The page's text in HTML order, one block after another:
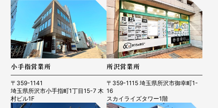
小手指営業所
〒359-1141
埼玉県所沢市小手指町1丁目15-7 木
村ビル1F
所沢営業所
〒359-1115 埼玉県所沢市御幸町1-
16
スカイライズタワー1階